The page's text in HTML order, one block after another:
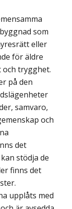
som
eller
för äldre
trygghet.
på den
samvaro,
och
det
stödja de
finns det
upplåts med